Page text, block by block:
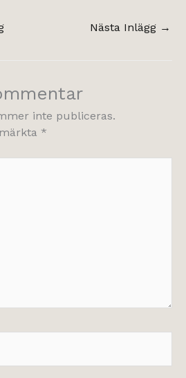
Nästa Inlägg →
inte publiceras.
*